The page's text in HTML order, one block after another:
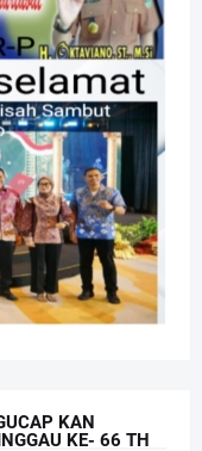
KAN
KE- 66 TH